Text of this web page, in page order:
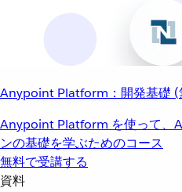
Anypoint Platform：開発基礎 (
Anypoint Platform を使って、
ンの基礎を学ぶためのコース
無料で受講する
資料